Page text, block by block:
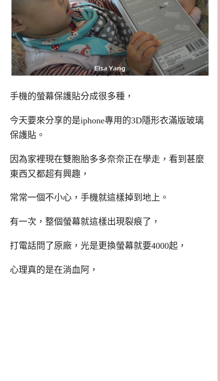
手機的螢幕保護貼分成很多種，
今天要來分享的是iphone專用的3D隱形衣滿版玻璃
保護貼。
因為家裡現在雙胞胎多多奈奈正在學走，看到甚麼
東西又都超有興趣，
常常一個不小心，手機就這樣掉到地上。
有一次，整個螢幕就這樣出現裂痕了，
打電話問了原廠，光是更換螢幕就要4000起，
心理真的是在淌血阿，